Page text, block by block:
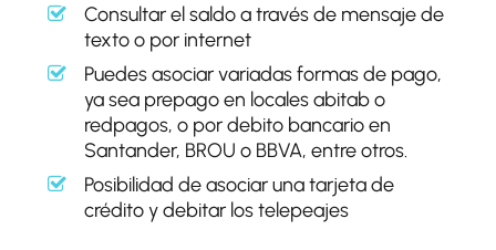
Consultar el saldo a través de mensaje de
texto o por internet
Puedes asociar variadas formas de pago,
ya sea prepago en locales abitab o
redpagos, o por debito bancario en
Santander, BROU o BBVA, entre otros.
Posibilidad de asociar una tarjeta de
crédito y debitar los telepeajes